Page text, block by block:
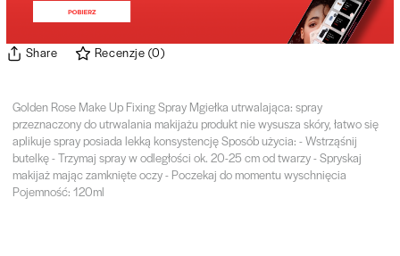
Share Recenzje (0)
Golden Rose Make Up Fixing Spray Mgiełka utrwalająca: spray
przeznaczony do utrwalania makijażu produkt nie wysusza skóry, łatwo się
aplikuje spray posiada lekką konsystencję Sposób użycia: - Wstrząśnij
butelkę - Trzymaj spray w odległości ok. 20-25 cm od twarzy - Spryskaj
makijaż mając zamknięte oczy - Poczekaj do momentu wyschnięcia
Pojemność: 120ml